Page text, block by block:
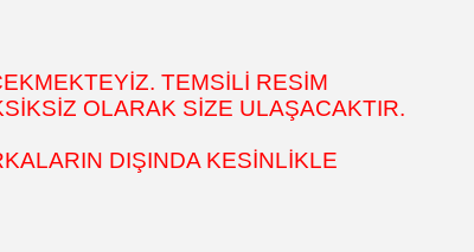
TEMSİLİ RESİM
OLARAK SİZE ULAŞACAKTIR.
DIŞINDA KESİNLİKLE